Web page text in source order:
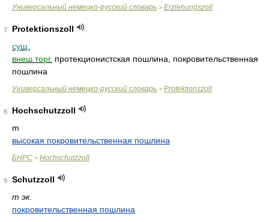
Универсальный немецко-русский словарь > Erziehungszoll
7
Protektionszoll
сущ.
внеш.торг. протекционистская пошлина, покровительственная
пошлина
Универсальный немецко-русский словарь > Protektionszoll
8
Hochschutzzoll
m
высокая покровительственная пошлина
БНРС > Hochschutzzoll
9
Schutzzoll
m эк.
покровительственная пошлина